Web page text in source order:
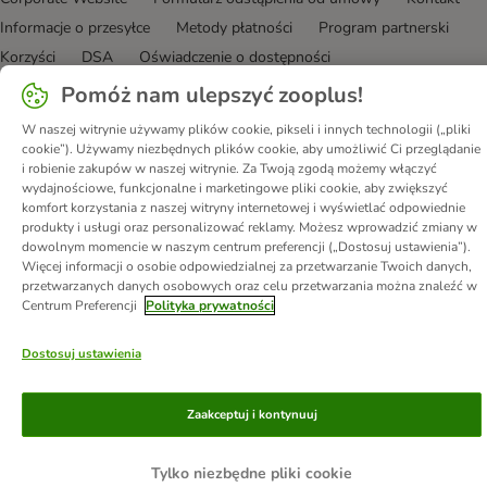
Informacje o przesyłce
Metody płatności
Program partnerski
Korzyści
DSA Oświadczenie o dostępności
© zooplus SE2026
Pomóż nam ulepszyć zooplus!
W naszej witrynie używamy plików cookie, pikseli i innych technologii („pliki
cookie”). Używamy niezbędnych plików cookie, aby umożliwić Ci przeglądanie
i robienie zakupów w naszej witrynie. Za Twoją zgodą możemy włączyć
wydajnościowe, funkcjonalne i marketingowe pliki cookie, aby zwiększyć
komfort korzystania z naszej witryny internetowej i wyświetlać odpowiednie
produkty i usługi oraz personalizować reklamy. Możesz wprowadzić zmiany w
dowolnym momencie w naszym centrum preferencji („Dostosuj ustawienia”).
Więcej informacji o osobie odpowiedzialnej za przetwarzanie Twoich danych,
przetwarzanych danych osobowych oraz celu przetwarzania można znaleźć w
Centrum Preferencji
Polityka prywatności
Dostosuj ustawienia
Tylko niezbędne pliki cookie
Zaakceptuj i kontynuuj